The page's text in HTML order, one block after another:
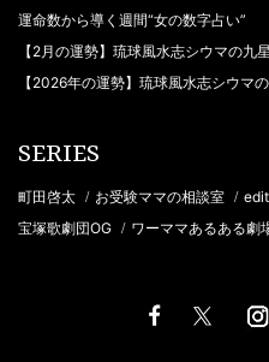
運命数から導く週間“女の数字占い”
【2月の運勢】琉球風水志シウマの九
【2026年の運勢】琉球風水志シウマ
SERIES
町田啓太 / お受験ママの相談室 /
宝塚歌劇団OG / ワーママあるある劇